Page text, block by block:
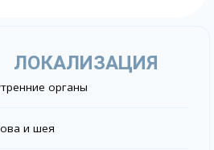
ЛОКАЛИЗАЦИЯ
органы
и шея